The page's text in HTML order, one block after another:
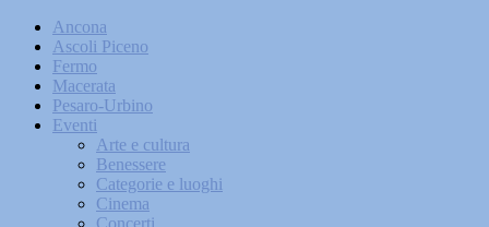
Ancona
Ascoli Piceno
Fermo
Macerata
Pesaro-Urbino
Eventi
Arte e cultura
Benessere
Categorie e luoghi
Cinema
Concerti